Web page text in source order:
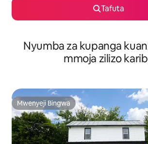
Tafuta
Nyumba za kupanga
mmoja zilizo
Mwenyeji Bingwa
Mwenyeji Bingwa